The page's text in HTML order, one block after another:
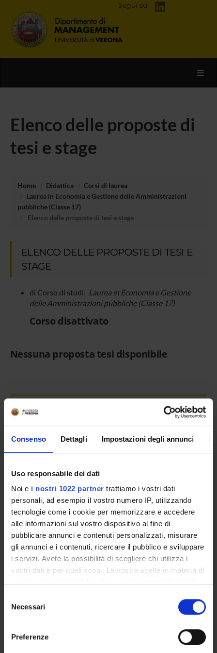
Consenso Dettagli Impostazioni degli annunci
Uso responsabile dei dati
Noi e i nostri 1022 partner trattiamo i vostri dati
personali, ad esempio il vostro numero IP, utilizzando
tecnologie come i cookie per memorizzare e accedere
alle informazioni sul vostro dispositivo al fine di
pubblicare annunci e contenuti personalizzati, misurare
gli annunci e i contenuti, ricercare il pubblico e sviluppare
i servizi. Avete la possibilità di scegliere chi utilizza i
vostri dati e per quali scopi. Le vostre scelte in materia di
modificare o revocare il proprio consenso in qualsiasi
momento dalla Dichiarazione sui cookie o facendo clic
delNecessari
Preferenze
Segui su
Elenco delle proposte di
tesi e stage
Home Didattica
Corsi di laurea
Laurea in Economia e Gestione delle Amministrazioni
pubbliche (Classe 17)
Elenco delle proposte di tesi e stage
ELENCO DELLE PROPOSTE DI TESI E
STAGE
di Corso di studi: Laurea in Economia e Gestione
delle Amministrazioni pubbliche (Classe 17)
Corso disattivato
Nessuna proposta tesi disponibile
Insegnamenti
Piani didattici
Bacheca avvisi
Organi collegiali e di governo
Docenti
Gestione carriere
Agevolazioni economiche
Alloggi
Documenti
CORSI DI STUDIO
DOTTORATI, MASTER E FORMAZIONE SUPERIORE